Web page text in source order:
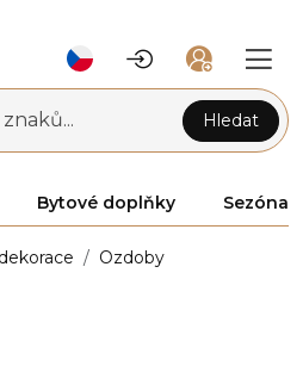
Hledat
Bytové doplňky Sezóna
Ozdoby